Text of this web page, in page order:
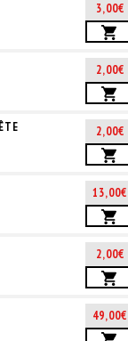
3,00€
2,00€
2,00€
13,00€
2,00€
49,00€